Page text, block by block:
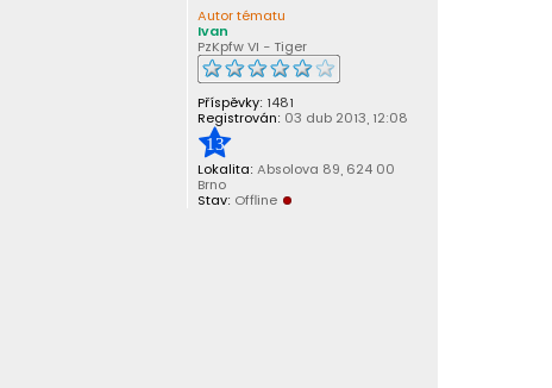
Autor tématu
Ivan
PzKpfw VI - Tiger
Příspěvky: 1481
Registrován: 03 dub 2013, 12:08
13
Lokalita: Absolova 89, 624 00
Brno
Stav: Offline